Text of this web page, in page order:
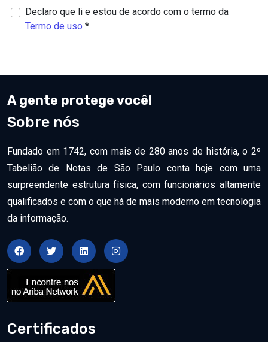
A gente protege você!
Sobre nós
Fundado em 1742, com mais de 280 anos de história, o 2º
Tabelião de Notas de São Paulo conta hoje com uma
surpreendente estrutura física, com funcionários altamente
qualificados e com o que há de mais moderno em tecnologia
da informação.
Certificados